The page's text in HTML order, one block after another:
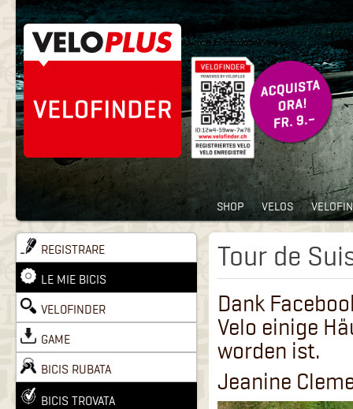
SHOP VELOS
REGISTRARE
LE MIE BICIS
VELOFINDER
GAME
BICIS RUBATA
BICIS TROVATA
Tour de
Dank
Velo einige
worden ist.
Jeanine